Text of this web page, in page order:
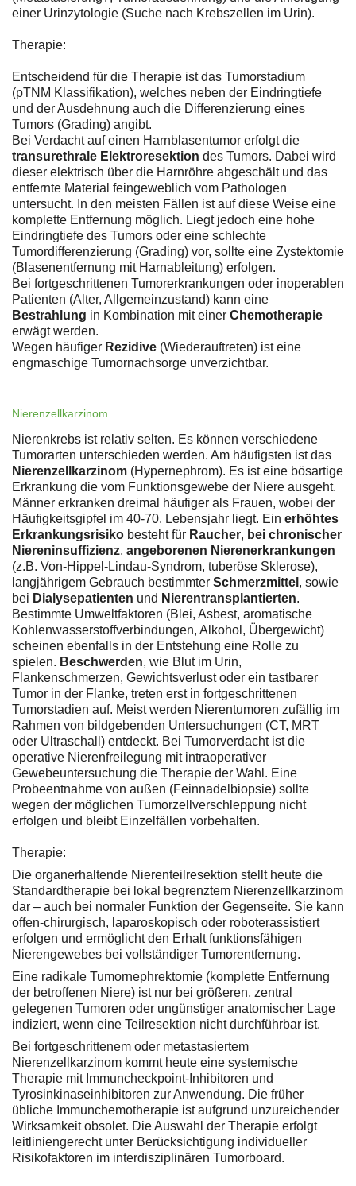
einer Urinzytologie (Suche nach Krebszellen im Urin).
Therapie:
Entscheidend für die Therapie ist das Tumorstadium
(pTNM Klassifikation), welches neben der Eindringtiefe
und der Ausdehnung auch die Differenzierung eines
Tumors (Grading) angibt.
Bei Verdacht auf einen Harnblasentumor erfolgt die
transurethrale Elektroresektion des Tumors. Dabei wird
dieser elektrisch über die Harnröhre abgeschält und das
entfernte Material feingeweblich vom Pathologen
untersucht. In den meisten Fällen ist auf diese Weise eine
komplette Entfernung möglich. Liegt jedoch eine hohe
Eindringtiefe des Tumors oder eine schlechte
Tumordifferenzierung (Grading) vor, sollte eine Zystektomie
(Blasenentfernung mit Harnableitung) erfolgen.
Bei fortgeschrittenen Tumorerkrankungen oder inoperablen
Patienten (Alter, Allgemeinzustand) kann eine
Bestrahlung in Kombination mit einer Chemotherapie
erwägt werden.
Wegen häufiger Rezidive (Wiederauftreten) ist eine
engmaschige Tumornachsorge unverzichtbar.
Nierenzellkarzinom
Nierenkrebs ist relativ selten. Es können verschiedene
Tumorarten unterschieden werden. Am häufigsten ist das
Nierenzellkarzinom (Hypernephrom). Es ist eine bösartige
Erkrankung die vom Funktionsgewebe der Niere ausgeht.
Männer erkranken dreimal häufiger als Frauen, wobei der
Häufigkeitsgipfel im 40-70. Lebensjahr liegt. Ein erhöhtes
Erkrankungsrisiko besteht für Raucher, bei chronischer
Niereninsuffizienz, angeborenen Nierenerkrankungen
(z.B. Von-Hippel-Lindau-Syndrom, tuberöse Sklerose),
langjährigem Gebrauch bestimmter Schmerzmittel , sowie
bei Dialysepatienten und Nierentransplantierten.
Bestimmte Umweltfaktoren (Blei, Asbest, aromatische
Kohlenwasserstoffverbindungen, Alkohol, Übergewicht)
scheinen ebenfalls in der Entstehung eine Rolle zu
spielen. Beschwerden, wie Blut im Urin,
Flankenschmerzen, Gewichtsverlust oder ein tastbarer
Tumor in der Flanke, treten erst in fortgeschrittenen
Tumorstadien auf. Meist werden Nierentumoren zufällig im
Rahmen von bildgebenden Untersuchungen (CT, MRT
oder Ultraschall) entdeckt. Bei Tumorverdacht ist die
operative Nierenfreilegung mit intraoperativer
Gewebeuntersuchung die Therapie der Wahl. Eine
Probeentnahme von außen (Feinnadelbiopsie) sollte
wegen der möglichen Tumorzellverschleppung nicht
erfolgen und bleibt Einzelfällen vorbehalten.
Therapie:
Die organerhaltende Nierenteilresektion stellt heute die
Standardtherapie bei lokal begrenztem Nierenzellkarzinom
dar – auch bei normaler Funktion der Gegenseite. Sie kann
offen-chirurgisch, laparoskopisch oder roboterassistiert
erfolgen und ermöglicht den Erhalt funktionsfähigen
Nierengewebes bei vollständiger Tumorentfernung.
Eine radikale Tumornephrektomie (komplette Entfernung
der betroffenen Niere) ist nur bei größeren, zentral
gelegenen Tumoren oder ungünstiger anatomischer Lage
indiziert, wenn eine Teilresektion nicht durchführbar ist.
Bei fortgeschrittenem oder metastasiertem
Nierenzellkarzinom kommt heute eine systemische
Therapie mit Immuncheckpoint-Inhibitoren und
Tyrosinkinaseinhibitoren zur Anwendung. Die früher
übliche Immunchemotherapie ist aufgrund unzureichender
Wirksamkeit obsolet. Die Auswahl der Therapie erfolgt
leitliniengerecht unter Berücksichtigung individueller
Risikofaktoren im interdisziplinären Tumorboard.